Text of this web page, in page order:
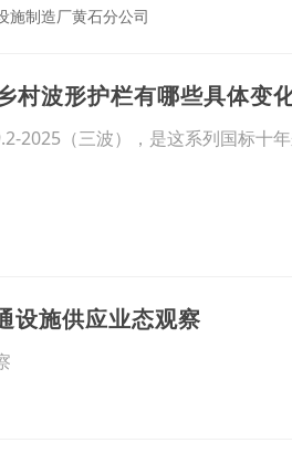
施制造厂黄石分公司
波形护栏有哪些具体变
2025（三波），是这系列国标十
设施供应业态观察